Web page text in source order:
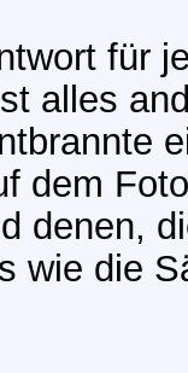
für
alles
dem
denen,
wie die